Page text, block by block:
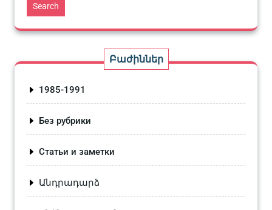
Search
Բաժիններ
1985-1991
Без рубрики
Статьи и заметки
Անդրադարձ